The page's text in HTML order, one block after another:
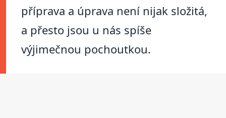
příprava a úprava není nijak složitá,
a přesto jsou u nás spíše
výjimečnou pochoutkou.